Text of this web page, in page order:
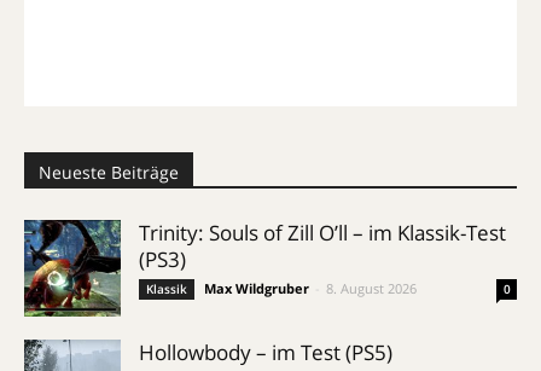
Neueste Beiträge
Trinity: Souls of Zill O’ll – im Klassik-Test
(PS3)
Klassik Max Wildgruber 8. August 2026 0
Hollowbody – im Test (PS5)